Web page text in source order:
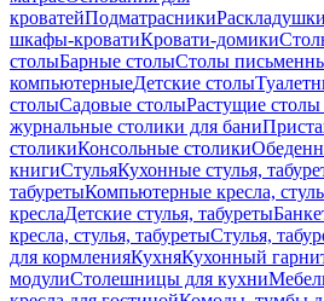
кроватейПодматрасникиРаскладушки
шкафы-кроватиКровати-домики
столыБарные столыСтолы
компьютерныеДетские столы
столыСадовые столыРастущие
журнальные столики для бани
столикиКонсольные столики
книгиСтульяКухонные стулья,
табуретыКомпьютерные кресла,
креслаДетские стулья, табуреты
кресла, стулья, табуретыСтулья,
для кормленияКухняКухонный
модулиСтолешницы для кухни